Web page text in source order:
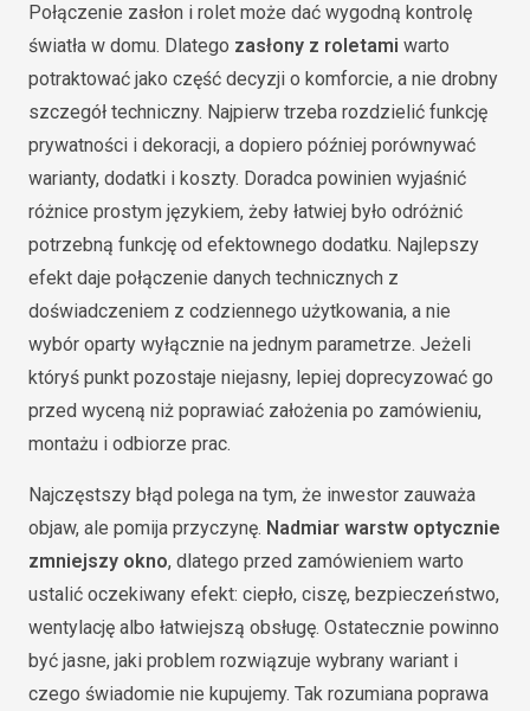
Połączenie zasłon i rolet może dać wygodną kontrolę
światła w domu. Dlatego zasłony z roletami warto
potraktować jako część decyzji o komforcie, a nie drobny
szczegół techniczny. Najpierw trzeba rozdzielić funkcję
prywatności i dekoracji, a dopiero później porównywać
warianty, dodatki i koszty. Doradca powinien wyjaśnić
różnice prostym językiem, żeby łatwiej było odróżnić
potrzebną funkcję od efektownego dodatku. Najlepszy
efekt daje połączenie danych technicznych z
doświadczeniem z codziennego użytkowania, a nie
wybór oparty wyłącznie na jednym parametrze. Jeżeli
któryś punkt pozostaje niejasny, lepiej doprecyzować go
przed wyceną niż poprawiać założenia po zamówieniu,
montażu i odbiorze prac.
Najczęstszy błąd polega na tym, że inwestor zauważa
objaw, ale pomija przyczynę. Nadmiar warstw optycznie
zmniejszy okno, dlatego przed zamówieniem warto
ustalić oczekiwany efekt: ciepło, ciszę, bezpieczeństwo,
wentylację albo łatwiejszą obsługę. Ostatecznie powinno
być jasne, jaki problem rozwiązuje wybrany wariant i
czego świadomie nie kupujemy. Tak rozumiana poprawa